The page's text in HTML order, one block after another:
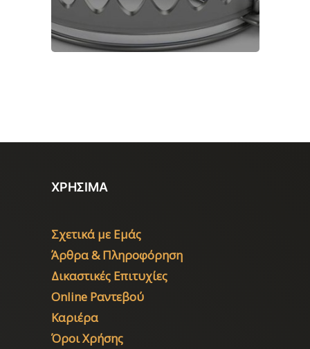
ΧΡΗΣΙΜΑ
Σχετικά με Εμάς
Άρθρα & Πληροφόρηση
Δικαστικές Επιτυχίες
Online Ραντεβού
Καριέρα
Όροι Χρήσης